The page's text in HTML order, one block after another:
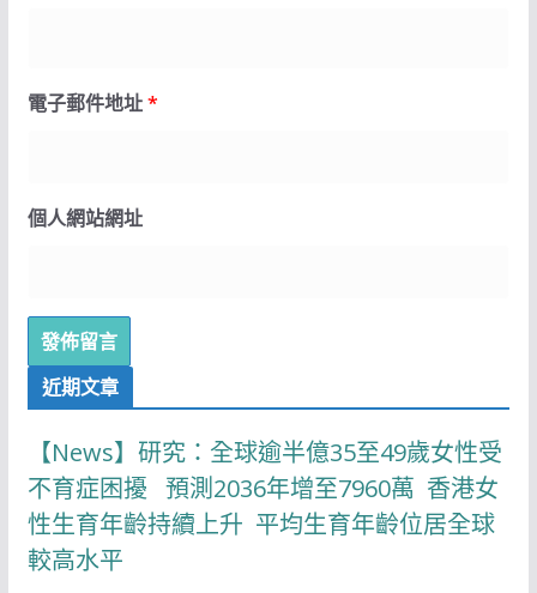
電子郵件地址*
個人網站網址
近期文章
【News】研究：全球逾半億35至49歲女性受
不育症困擾 預測2036年增至7960萬 香港女
性生育年齡持續上升 平均生育年齡位居全球
較高水平